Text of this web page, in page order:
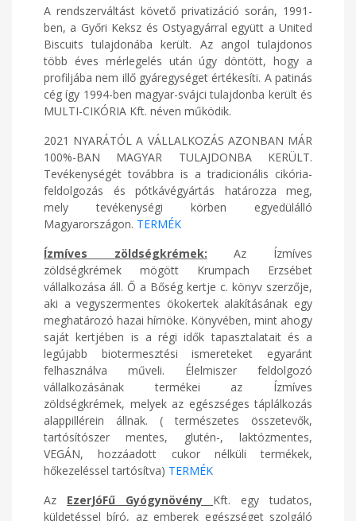
A rendszerváltást követő privatizáció során, 1991-
ben, a Győri Keksz és Ostyagyárral együtt a United
Biscuits tulajdonába került. Az angol tulajdonos
több éves mérlegelés után úgy döntött, hogy a
profiljába nem illő gyáregységet értékesíti. A patinás
cég így 1994-ben magyar-svájci tulajdonba került és
MULTI-CIKÓRIA Kft. néven működik.
2021 NYARÁTÓL A VÁLLALKOZÁS AZONBAN MÁR
100%-BAN MAGYAR TULAJDONBA KERÜLT.
Tevékenységét továbbra is a tradicionális cikória-
feldolgozás és pótkávégyártás határozza meg,
mely tevékenységi körben egyedülálló
Magyarországon. TERMÉK
Ízmíves zöldségkrémek:
Az Ízmíves
zöldségkrémek mögött Krumpach Erzsébet
vállalkozása áll. Ő a Bőség kertje c. könyv szerzője,
aki a vegyszermentes ökokertek alakításának egy
meghatározó hazai hírnöke. Könyvében, mint ahogy
saját kertjében is a régi idők tapasztalatait és a
legújabb biotermesztési ismereteket egyaránt
felhasználva műveli. Élelmiszer feldolgozó
vállalkozásának termékei az Ízmíves
zöldségkrémek, melyek az egészséges táplálkozás
alappillérein állnak. ( természetes összetevők,
tartósítószer mentes, glutén-, laktózmentes,
VEGÁN, hozzáadott cukor nélküli termékek,
hőkezeléssel tartósítva) TERMÉK
Az EzerJóFű Gyógynövény
Kft. egy tudatos,
küldetéssel bíró, az emberek egészséget szolgáló